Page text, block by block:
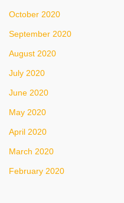
October 2020
September 2020
August 2020
July 2020
June 2020
May 2020
April 2020
March 2020
February 2020